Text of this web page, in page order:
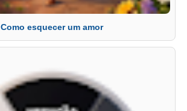
Como esquecer um amor